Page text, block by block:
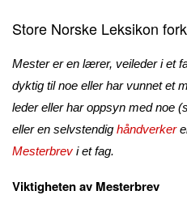
Store Norske Leksikon
Mester er en lærer, veileder i et
dyktig til noe eller har vunnet et
leder eller har oppsyn med noe
eller en selvstendig håndverker
Mesterbrev i et fag.
Viktigheten av Mesterbrev